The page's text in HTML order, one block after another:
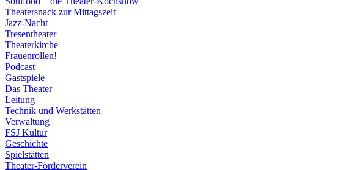
Theatersnack zur Mittagszeit
Jazz-Nacht
Tresentheater
Theaterkirche
Frauenrollen!
Podcast
Gastspiele
Das Theater
Leitung
Technik und Werkstätten
Verwaltung
FSJ Kultur
Geschichte
Spielstätten
Theater-Förderverein